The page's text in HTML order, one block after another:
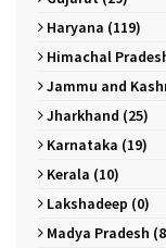
Haryana (119)
Himachal
Jammu and
Jharkhand (25)
Karnataka (19)
Kerala (10)
Lakshadeep (0)
Madya Pradesh